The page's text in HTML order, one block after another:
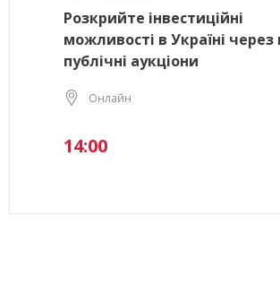
Розкрийте інвестиційні
можливості в Україні через
публічні аукціони
Онлайн
14:00